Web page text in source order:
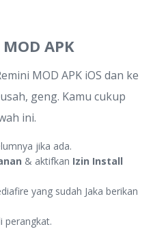
APK
MOD APK iOS dan ke
geng. Kamu cukup
ini.
jika ada.
& aktifkan Izin Install
yang sudah Jaka berikan
perangkat.